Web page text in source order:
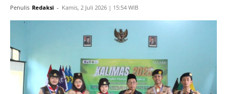
Penulis Redaksi - Kamis, 2 Juli 2026 | 15:54 WIB